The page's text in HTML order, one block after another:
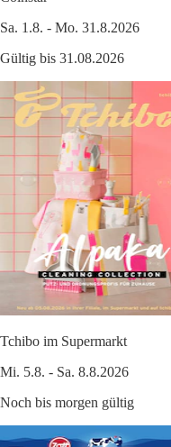
Sa. 1.8. - Mo. 31.8.2026
Gültig bis 31.08.2026
Tchibo im Supermarkt
Mi. 5.8. - Sa. 8.8.2026
Noch bis morgen gültig